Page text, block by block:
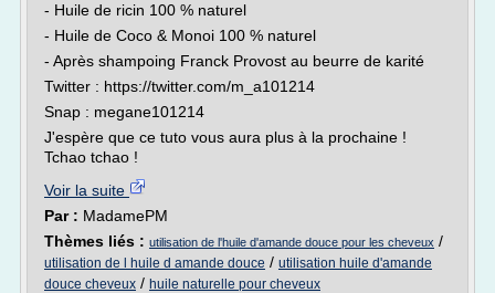
- Huile de ricin 100 % naturel
- Huile de Coco & Monoi 100 % naturel
- Après shampoing Franck Provost au beurre de karité
Twitter : https://twitter.com/m_a101214
Snap : megane101214
J'espère que ce tuto vous aura plus à la prochaine !
Tchao tchao !
Voir la suite
Par : MadamePM
Thèmes liés : utilisation de l'huile d'amande douce pour les cheveux /
utilisation de l huile d amande douce / utilisation huile d'amande
douce cheveux / huile naturelle pour cheveux